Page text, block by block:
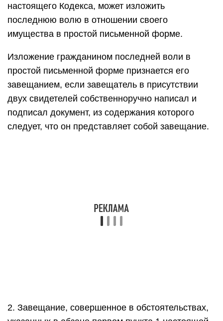
настоящего Кодекса, может изложить
последнюю волю в отношении своего
имущества в простой письменной форме.
Изложение гражданином последней воли в
простой письменной форме признается его
завещанием, если завещатель в присутствии
двух свидетелей собственноручно написал и
подписал документ, из содержания которого
следует, что он представляет собой завещание.
обстоятельств не воспользуется возможностью
совершить завещание в какой-либо иной форме,
условии подтверждения судом по требованию